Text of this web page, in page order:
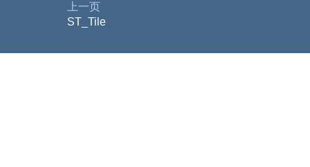
上一页
ST_Tile